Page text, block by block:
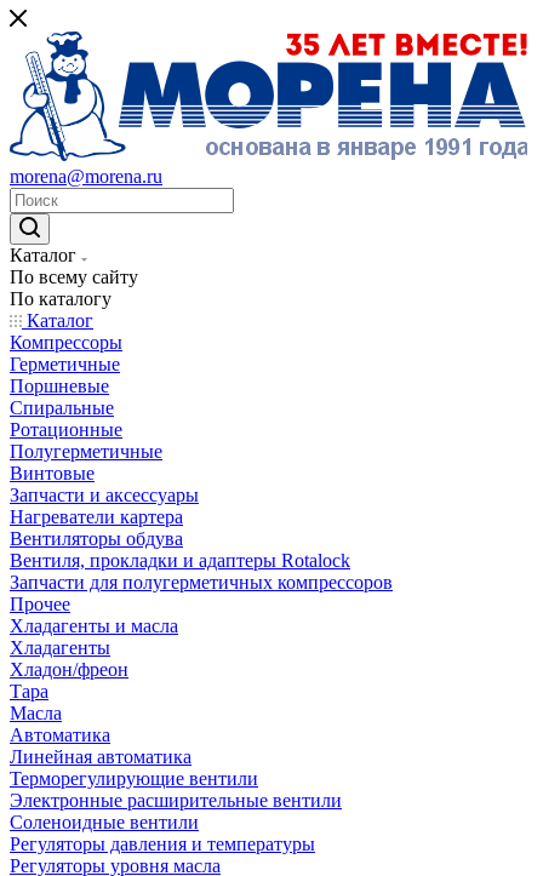
morena@morena.ru
Каталог
По всему сайту
По каталогу
Каталог
Компрессоры
Герметичные
Поршневые
Спиральные
Ротационные
Полугерметичные
Винтовые
Запчасти и аксессуары
Нагреватели картера
Вентиляторы обдува
Вентиля, прокладки и адаптеры Rotalock
Запчасти для полугерметичных компрессоров
Прочее
Хладагенты и масла
Хладагенты
Хладон/фреон
Тара
Масла
Автоматика
Линейная автоматика
Терморегулирующие вентили
Электронные расширительные вентили
Соленоидные вентили
Регуляторы давления и температуры
Регуляторы уровня масла